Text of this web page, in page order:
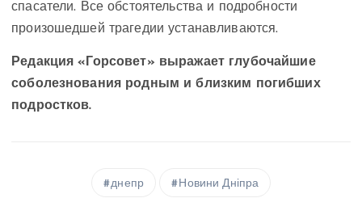
спасатели. Все обстоятельства и подробности
произошедшей трагедии устанавливаются.
Редакция «Горсовет» выражает глубочайшие
соболезнования родным и близким погибших
подростков.
днепр Новини Дніпра